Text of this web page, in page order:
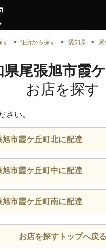
す 住所から探す 愛知県
県尾張旭市霞
お店を探す
さい。
旭市霞ケ丘町北に配達
旭市霞ケ丘町中に配達
旭市霞ケ丘町南に配達
お店を探すトップへ戻る